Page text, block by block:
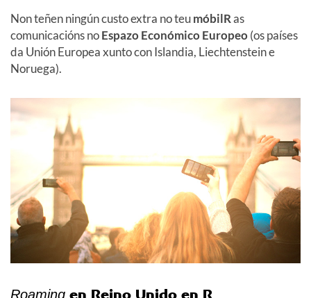
Non teñen ningún custo extra no teumóbilRas
comunicacións noEspazo Económico Europeo (os países
da Unión Europea xunto con Islandia, Liechtenstein e
Noruega).
Roaming en Reino Unido en R